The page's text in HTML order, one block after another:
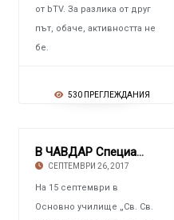
от bTV. За разлика от друг
път, обаче, активността не
бе.
530 ПРЕГЛЕЖДАНИЯ
В ЧАВДАР Специална торта за първокласниците
СЕПТЕМВРИ 26, 2017
На 15 септември в
Основно училище „Св. Св.